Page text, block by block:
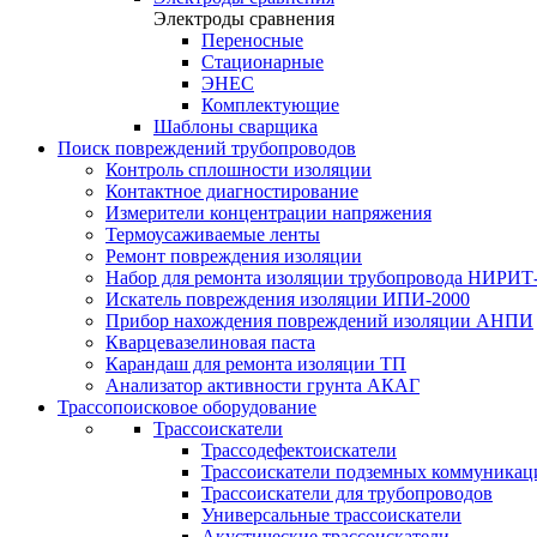
Электроды сравнения
Переносные
Стационарные
ЭНЕС
Комплектующие
Шаблоны сварщика
Поиск повреждений трубопроводов
Контроль сплошности изоляции
Контактное диагностирование
Измерители концентрации напряжения
Термоусаживаемые ленты
Ремонт повреждения изоляции
Набор для ремонта изоляции трубопровода
Искатель повреждения изоляции ИПИ-2000
Прибор нахождения повреждений изоляции АНПИ
Кварцевазелиновая паста
Карандаш для ремонта изоляции ТП
Анализатор активности грунта АКАГ
Трассопоисковое оборудование
Трассоискатели
Трассодефектоискатели
Трассоискатели подземных
Трассоискатели для трубопроводов
Универсальные трассоискатели